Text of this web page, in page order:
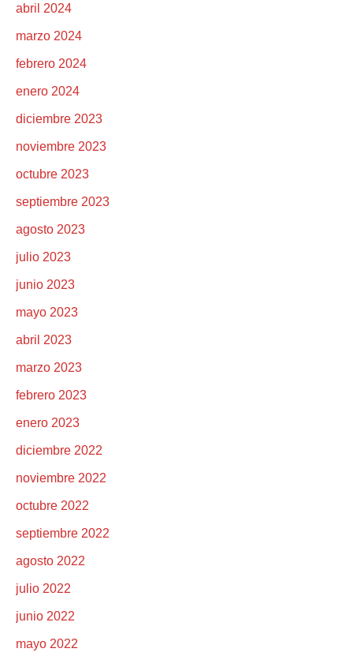
abril 2024
marzo 2024
febrero 2024
enero 2024
diciembre 2023
noviembre 2023
octubre 2023
septiembre 2023
agosto 2023
julio 2023
junio 2023
mayo 2023
abril 2023
marzo 2023
febrero 2023
enero 2023
diciembre 2022
noviembre 2022
octubre 2022
septiembre 2022
agosto 2022
julio 2022
junio 2022
mayo 2022